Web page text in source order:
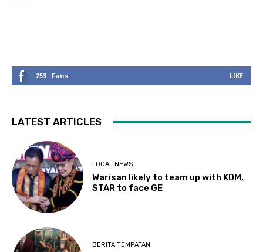
253 Fans LIKE
LATEST ARTICLES
LOCAL NEWS
Warisan likely to team up with KDM,
STAR to face GE
BERITA TEMPATAN